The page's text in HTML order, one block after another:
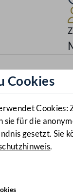
Cookies
sie für die
gesetzt. Sie
.